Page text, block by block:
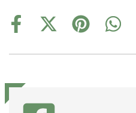
Share
Share
(Twitter)
Share
Share